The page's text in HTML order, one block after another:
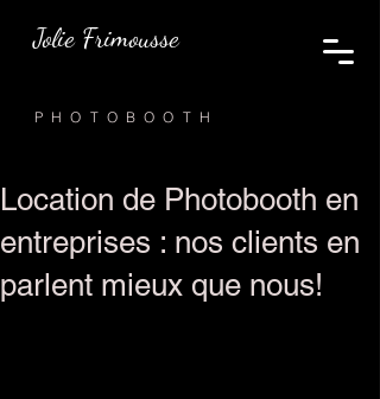
Jolie Frimousse
PHOTOBOOTH
Location de Photobooth en
entreprises : nos clients en
parlent mieux que nous!